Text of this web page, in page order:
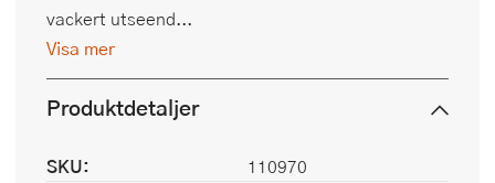
vackert utseend...
Visa mer
Produktdetaljer
SKU:
110970